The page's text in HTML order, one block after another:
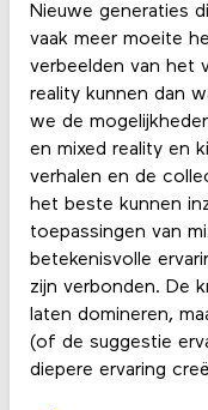
Nieuwe generaties
vaak meer moeite
verbeelden van het
reality kunnen dan
we de
en mixed reality en
verhalen en de
het beste kunnen
toepassingen van
betekenisvolle
zijn verbonden. De
laten domineren,
(of de suggestie
diepere ervaring